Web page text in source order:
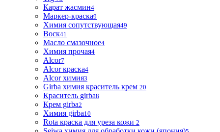
Карат жасмин4
Маркер-краска9
Химия сопутствующая49
Воск41
Масло смазочное4
Химия прочая4
Alcor7
Alcor краска4
Alcor химия3
Girba химия краситель крем 20
Краситель girba8
Крем girba2
Химия girba10
Rota краска для уреза кожи 2